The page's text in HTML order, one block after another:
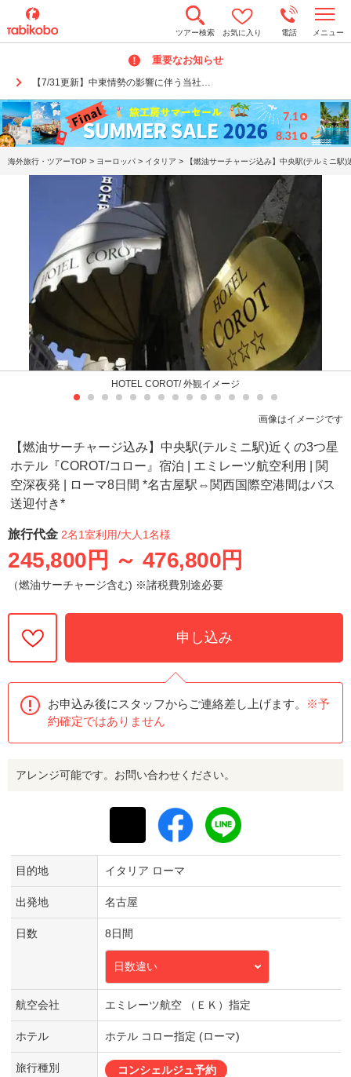
ツアー検索 お気に入り 電話 メニュー
重要なお知らせ
【7/31更新】中東情勢の影響に伴う当社…
o
n
a
v
i
g
a
t
海外旅行・ツアーTOP > ヨーロッパ > イタリア > 【燃油サーチャージ込み】中央駅(テルミニ
HOTEL COROT/ 外観イメージ
画像はイメージです
【燃油サーチャージ込み】中央駅(テルミニ駅)近くの3つ星
ホテル『COROT/コロー』宿泊 | エミレーツ航空利用 | 関
空深夜発 | ローマ8日間 *名古屋駅⇔関西国際空港間はバス
送迎付き*
旅行代金 2名1室利用/大人1名様
245,800円 ～ 476,800円
（燃油サーチャージ含む) ※諸税費別途必要
申し込み
お申込み後にスタッフからご連絡差し上げます。
※予
約確定ではありません
アレンジ可能です。お問い合わせください。
目的地 イタリア ローマ
出発地 名古屋
日数 8日間
日数違い
航空会社 エミレーツ航空 （ＥＫ）指定
ホテル ホテル コロー指定 (ローマ)
旅行種別 コンシェルジュ予約